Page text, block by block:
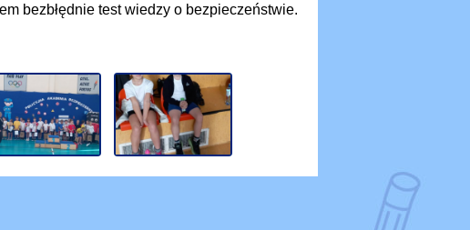
bezbłędnie test wiedzy o bezpieczeństwie.